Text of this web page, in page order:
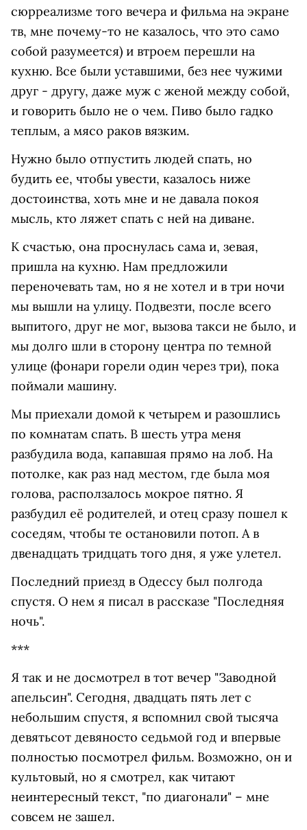
сюрреализме того вечера и фильма на экране
тв, мне почему-то не казалось, что это само
собой разумеется) и втроем перешли на
кухню. Все были уставшими, без нее чужими
друг - другу, даже муж с женой между собой,
и говорить было не о чем. Пиво было гадко
теплым, а мясо раков вязким.
Нужно было отпустить людей спать, но
будить ее, чтобы увести, казалось ниже
достоинства, хоть мне и не давала покоя
мысль, кто ляжет спать с ней на диване.
К счастью, она проснулась сама и, зевая,
пришла на кухню. Нам предложили
переночевать там, но я не хотел и в три ночи
мы вышли на улицу. Подвезти, после всего
выпитого, друг не мог, вызова такси не было, и
мы долго шли в сторону центра по темной
улице (фонари горели один через три), пока
поймали машину.
Мы приехали домой к четырем и разошлись
по комнатам спать. В шесть утра меня
разбудила вода, капавшая прямо на лоб. На
потолке, как раз над местом, где была моя
голова, расползалось мокрое пятно. Я
разбудил её родителей, и отец сразу пошел к
соседям, чтобы те остановили потоп. А в
двенадцать тридцать того дня, я уже улетел.
Последний приезд в Одессу был полгода
спустя. О нем я писал в рассказе "Последняя
ночь".
***
Я так и не досмотрел в тот вечер "Заводной
апельсин". Сегодня, двадцать пять лет с
небольшим спустя, я вспомнил свой тысяча
девятьсот девяносто седьмой год и впервые
полностью посмотрел фильм. Возможно, он и
культовый, но я смотрел, как читают
неинтересный текст, "по диагонали" – мне
совсем не зашел.